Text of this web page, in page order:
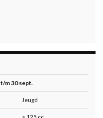
m 30 sept.
Jeugd